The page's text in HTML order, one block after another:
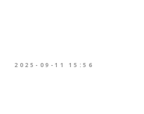
2025-09-11 15:56